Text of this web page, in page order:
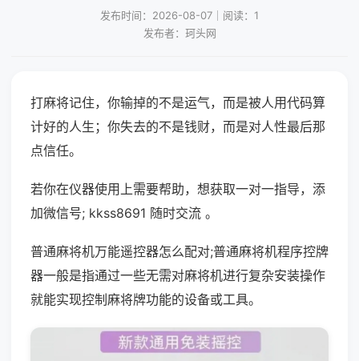
发布时间：2026-08-07｜阅读：1
发布者：珂头网
打麻将记住，你输掉的不是运气，而是被人用代码算
计好的人生；你失去的不是钱财，而是对人性最后那
点信任。
若你在仪器使用上需要帮助，想获取一对一指导，添
加微信号; kkss8691 随时交流 。
普通麻将机万能遥控器怎么配对;普通麻将机程序控牌
器一般是指通过一些无需对麻将机进行复杂安装操作
就能实现控制麻将牌功能的设备或工具。